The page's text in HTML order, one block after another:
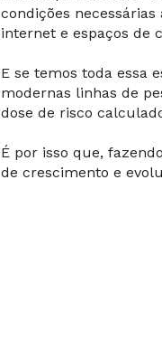
condições
internet e espaços de
E se temos toda essa
modernas linhas de
dose de risco
É por isso que,
de crescimento e